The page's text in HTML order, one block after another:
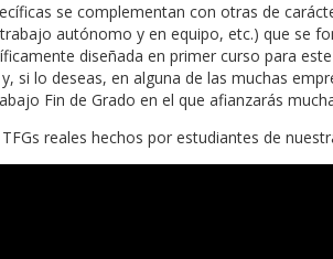
se complementan con otras de
autónomo y en equipo, etc.) que se
diseñada en primer curso para
si lo deseas, en alguna de las muchas
Fin de Grado en el que afianzarás
reales hechos por estudiantes de